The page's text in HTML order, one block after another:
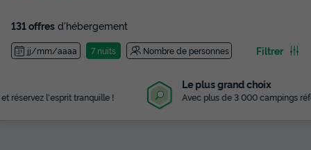
131 offres d'hébergement
jj/mm/aaaa 7 nuits Nombre de personnes Filtrer
Avec plus de 3 000 campings référencés